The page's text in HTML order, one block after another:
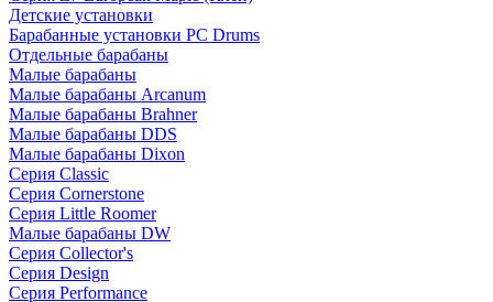
Детские установки
Барабанные установки PC Drums
Отдельные барабаны
Малые барабаны
Малые барабаны Arcanum
Малые барабаны Brahner
Малые барабаны DDS
Малые барабаны Dixon
Серия Classic
Серия Cornerstone
Серия Little Roomer
Малые барабаны DW
Серия Collector's
Серия Design
Серия Performance